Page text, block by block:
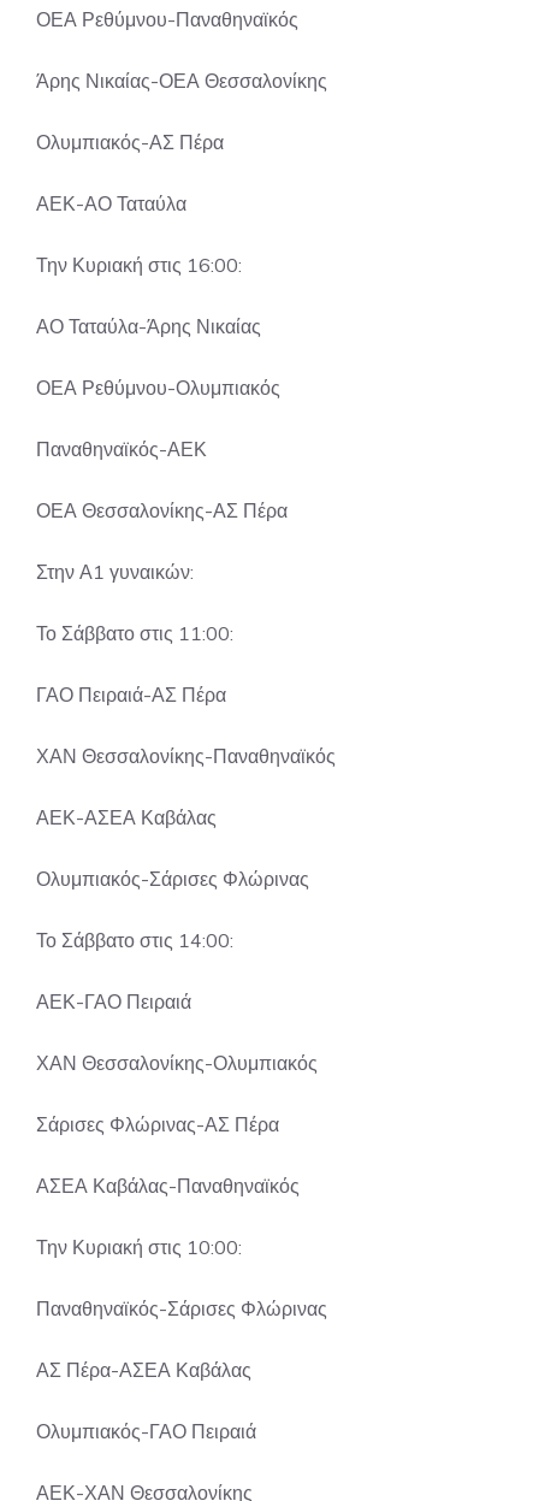
ΟΕΑ Ρεθύμνου-Παναθηναϊκός
Άρης Νικαίας-ΟΕΑ Θεσσαλονίκης
Ολυμπιακός-ΑΣ Πέρα
ΑΕΚ-ΑΟ Ταταύλα
Την Κυριακή στις 16:00:
ΑΟ Ταταύλα-Άρης Νικαίας
ΟΕΑ Ρεθύμνου-Ολυμπιακός
Παναθηναϊκός-ΑΕΚ
ΟΕΑ Θεσσαλονίκης-ΑΣ Πέρα
Στην Α1 γυναικών:
Το Σάββατο στις 11:00:
ΓΑΟ Πειραιά-ΑΣ Πέρα
ΧΑΝ Θεσσαλονίκης-Παναθηναϊκός
ΑΕΚ-ΑΣΕΑ Καβάλας
Ολυμπιακός-Σάρισες Φλώρινας
Το Σάββατο στις 14:00:
ΑΕΚ-ΓΑΟ Πειραιά
ΧΑΝ Θεσσαλονίκης-Ολυμπιακός
Σάρισες Φλώρινας-ΑΣ Πέρα
ΑΣΕΑ Καβάλας-Παναθηναϊκός
Την Κυριακή στις 10:00:
Παναθηναϊκός-Σάρισες Φλώρινας
ΑΣ Πέρα-ΑΣΕΑ Καβάλας
Ολυμπιακός-ΓΑΟ Πειραιά
ΑΕΚ-ΧΑΝ Θεσσαλονίκης